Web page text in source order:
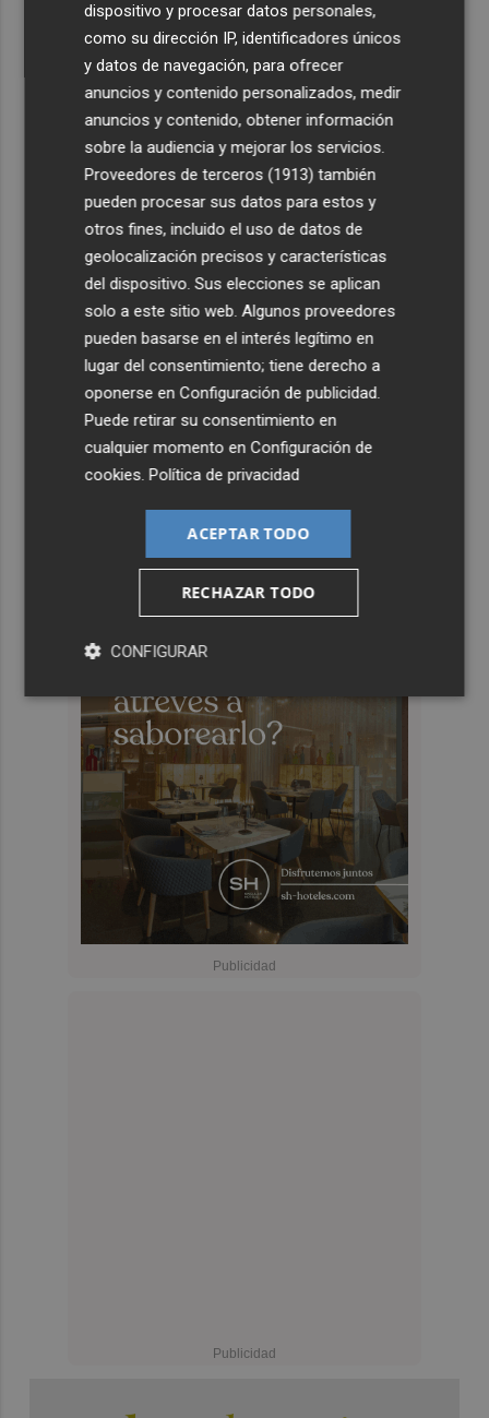
dispositivo y procesar datos personales,
como su dirección IP, identificadores únicos
y datos de navegación, para ofrecer
anuncios y contenido personalizados, medir
anuncios y contenido, obtener información
sobre la audiencia y mejorar los servicios.
Proveedores de terceros (1913) también
pueden procesar sus datos para estos y
otros fines, incluido el uso de datos de
geolocalización precisos y características
del dispositivo. Sus elecciones se aplican
solo a este sitio web. Algunos proveedores
pueden basarse en el interés legítimo en
lugar del consentimiento; tiene derecho a
oponerse enConfiguración de publicidad
Puede retirar su consentimiento en
cualquier momento enConfiguración de
cookies .Política de privacidad
ACEPTAR TODO
RECHAZAR TODO
CONFIGURAR